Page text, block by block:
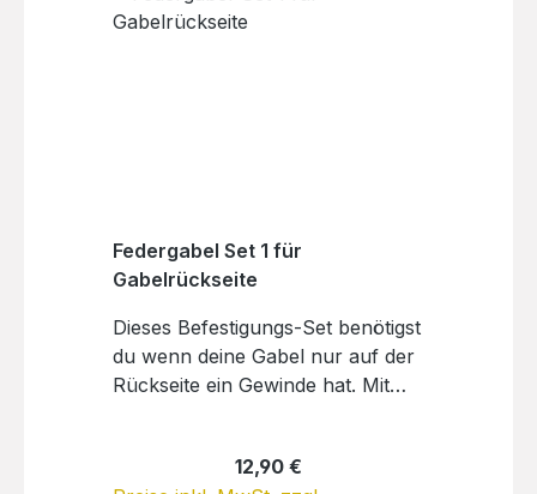
Federgabel Set 1 für
Gabelrückseite
Dieses Befestigungs-Set benötigst
du wenn deine Gabel nur auf der
Rückseite ein Gewinde hat. Mit
Gewinde. Lieferumfang: 2 Stk.:
Regulärer Preis:
12,90 €